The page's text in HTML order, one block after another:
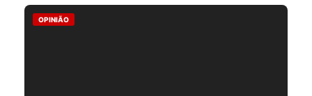
OPINIÃO